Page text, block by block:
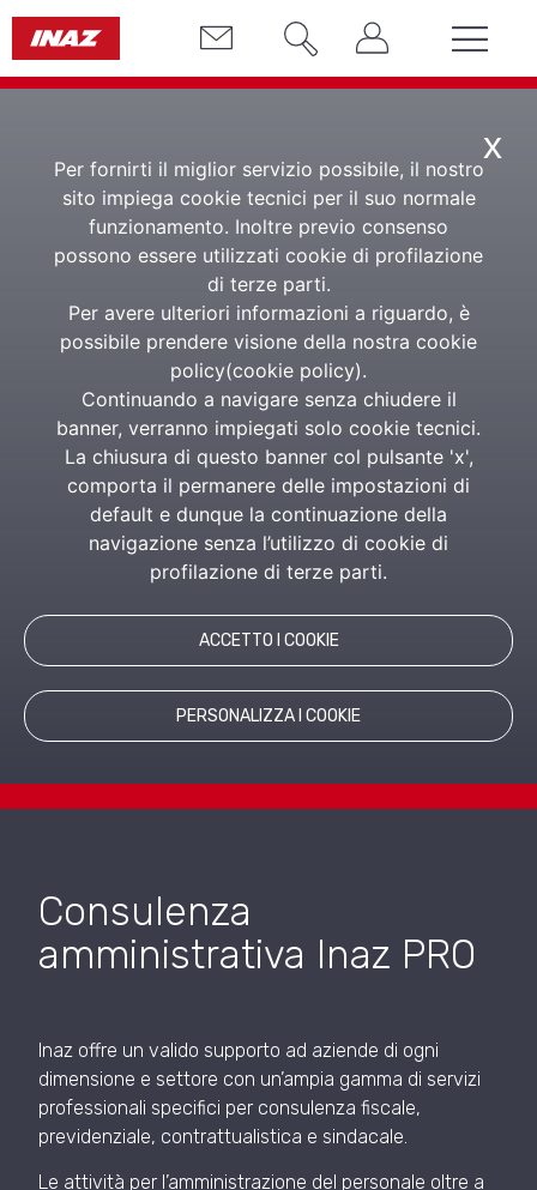
x
Per fornirti il miglior servizio possibile, il nostro
sito impiega cookie tecnici per il suo normale
funzionamento. Inoltre previo consenso
possono essere utilizzati cookie di profilazione
di terze parti.
Per avere ulteriori informazioni a riguardo, è
possibile prendere visione della nostra cookie
policy(cookie policy).
Continuando a navigare senza chiudere il
banner, verranno impiegati solo cookie tecnici.
La chiusura di questo banner col pulsante 'x',
comporta il permanere delle impostazioni di
default e dunque la continuazione della
navigazione senza l’utilizzo di cookie di
profilazione di terze parti.
ACCETTO I COOKIE
PERSONALIZZA I COOKIE
Consulenza
amministrativa
Assistenza continuativa su aspetti amministrativi
RICHIEDI INFORMAZIONI
PRODOTTI CORRELATI
Consulenza
amministrativa Inaz PRO
Inaz offre un valido supporto ad aziende di ogni
dimensione e settore con un’ampia gamma di servizi
professionali specifici per consulenza fiscale,
previdenziale, contrattualistica e sindacale.
Le attività per l’amministrazione del personale oltre a